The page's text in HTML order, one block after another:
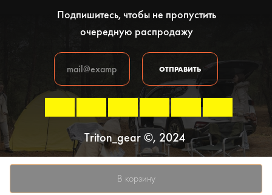
В корзину
Подпишитесь, чтобы не пропустить
очередную распродажу
Triton_gear ©, 2024
Политика конфиденциальности
ОТПРАВИТЬ